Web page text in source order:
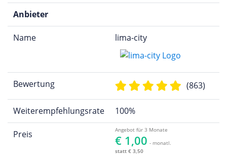
Anbieter
Name lima-city
Bewertung (863)
Weiterempfehlungsrate 100%
Preis Angebot für 3 Monate
€ 1,00 - monatl.
statt € 3,50